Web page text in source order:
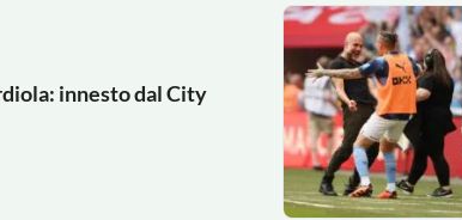
innesto dal City